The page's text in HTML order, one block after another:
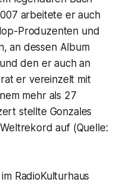
arbeitete er auch
Produzenten und
an dessen Album
den er auch an
er vereinzelt mit
mehr als 27
stellte Gonzales
auf (Quelle:
RadioKulturhaus